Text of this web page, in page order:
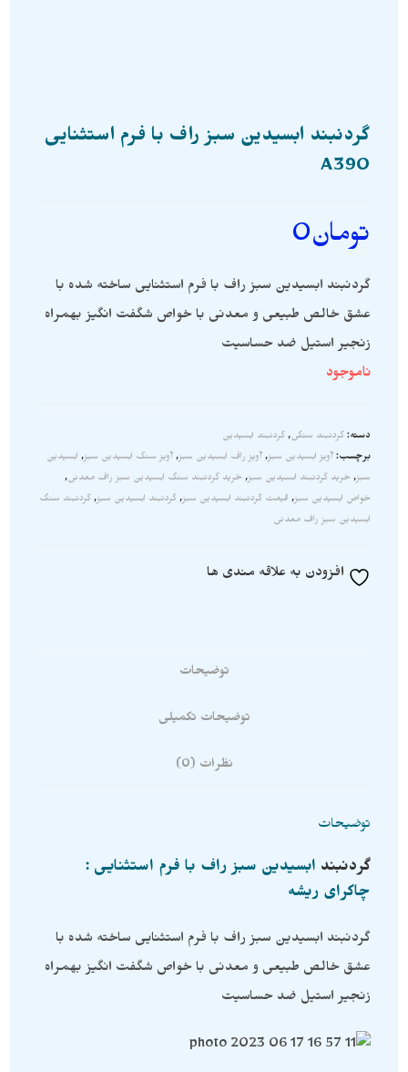
گردنبند ابسیدین سبز راف با فرم استثنایی
A390
تومان0
گردنبند ابسیدین سبز راف با فرم استثنایی ساخته شده با
عشق خالص طبیعی و معدنی با خواص شگفت انگیز بهمراه
زنجیر استیل ضد حساسیت
ناموجود
دسته: گردنبند سنگی, گردنبند ابسیدین
برچسب: آویز ابسیدین سبز, آویز راف ابسیدین سبز, آویز سنگ ابسیدین سبز, ابسیدین
سبز, خرید گردنبند ابسیدین سبز, خرید گردنبند سنگ ابسیدین سبز راف معدنی,
خواص ابسیدین سبز, قیمت گردنبند ابسیدین سبز, گردنبند ابسیدین سبز, گردنبند سنگ
ابسیدین سبز راف معدنی
افزودن به علاقه مندی ها
توضیحات
توضیحات تکمیلی
نظرات (0)
توضیحات
گردنبند ابسیدین سبز راف با فرم استثنایی :
چاکرای ریشه
گردنبند ابسیدین سبز راف با فرم استثنایی ساخته شده با
عشق خالص طبیعی و معدنی با خواص شگفت انگیز بهمراه
زنجیر استیل ضد حساسیت